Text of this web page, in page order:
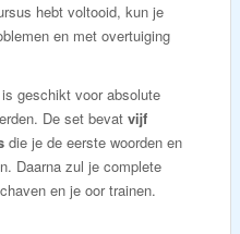
hebt voltooid, kun je
en met overtuiging
geschikt voor absolute
De set bevat vijf
die je de eerste woorden en
Daarna zul je complete
en je oor trainen.